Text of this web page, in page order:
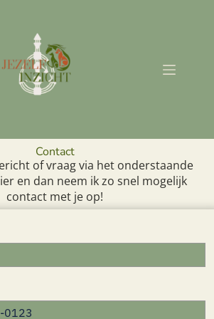
Contact
of vraag via het onderstaande
en dan neem ik zo snel mogelijk
contact met je op!